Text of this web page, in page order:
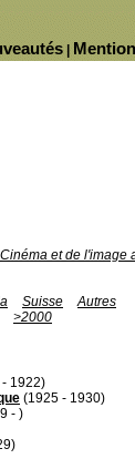
et de l'image
Suisse
Autres
>2000
1922)
(1925 - 1930)
- )